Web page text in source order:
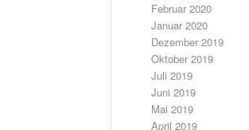
Februar 2020
Januar 2020
Dezember 2019
Oktober 2019
Juli 2019
Juni 2019
Mai 2019
April 2019